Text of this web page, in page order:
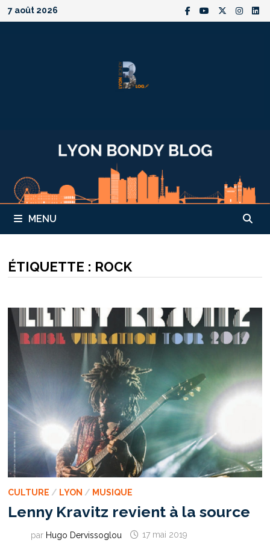
Passer
au
7 août 2026
MENU
ÉTIQUETTE : ROCK
CULTURE / LYON / MUSIQUE
Lenny Kravitz revient à la source
par Hugo Dervissoglou 17 mai 2019